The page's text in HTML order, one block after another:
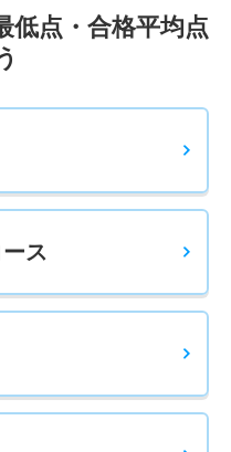
低点・合格平均点
ス